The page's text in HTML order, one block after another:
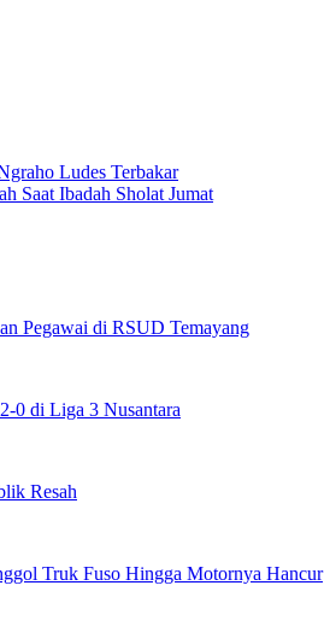
Ludes Terbakar
Saat Ibadah Sholat Jumat
Pegawai di RSUD Temayang
0 di Liga 3 Nusantara
Resah
Truk Fuso Hingga Motornya Hancur